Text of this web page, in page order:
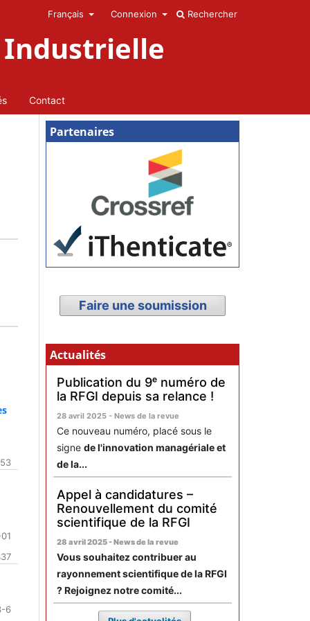
Industrielle
Contact
Rechercher
Français Connexion
6
Partenaires
Faire une soumission
Actualités
Publication du 9ᵉ numéro de
la RFGI depuis sa relance !
28 avril 2025 - News de la revue
Ce nouveau numéro, placé sous le
signe de l'innovation managériale et
de la...
Appel à candidatures –
Renouvellement du comité
scientifique de la RFGI
28 avril 2025 - News de la revue
Vous souhaitez contribuer au
rayonnement scientifique de la RFGI
? Rejoignez notre comité...